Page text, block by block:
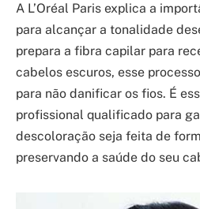
A L’Oréal Paris explica a
para alcançar a tonalidade
prepara a fibra capilar para
cabelos escuros, esse
para não danificar os fios. É
profissional qualificado para
descoloração seja feita de
preservando a saúde do seu